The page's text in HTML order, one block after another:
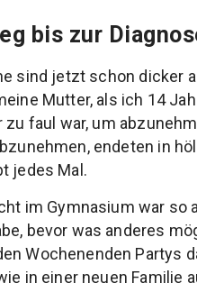
bis zur
sind jetzt schon dicker
Mutter, als ich 14
zu faul war, um
endeten in
jedes Mal.
im Gymnasium war
bevor was anderes
Wochenenden Partys
in einer neuen Familie